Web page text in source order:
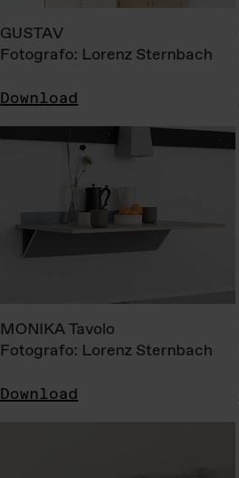
GUSTAV
Fotografo: Lorenz Sternbach
Download
MONIKA Tavolo
Fotografo: Lorenz Sternbach
Download